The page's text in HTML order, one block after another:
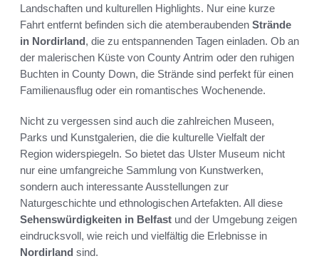
Landschaften und kulturellen Highlights. Nur eine kurze
Fahrt entfernt befinden sich die atemberaubenden Strände
in Nordirland, die zu entspannenden Tagen einladen. Ob an
der malerischen Küste von County Antrim oder den ruhigen
Buchten in County Down, die Strände sind perfekt für einen
Familienausflug oder ein romantisches Wochenende.
Nicht zu vergessen sind auch die zahlreichen Museen,
Parks und Kunstgalerien, die die kulturelle Vielfalt der
Region widerspiegeln. So bietet das Ulster Museum nicht
nur eine umfangreiche Sammlung von Kunstwerken,
sondern auch interessante Ausstellungen zur
Naturgeschichte und ethnologischen Artefakten. All diese
Sehenswürdigkeiten in Belfast und der Umgebung zeigen
eindrucksvoll, wie reich und vielfältig die Erlebnisse in
Nordirland sind.